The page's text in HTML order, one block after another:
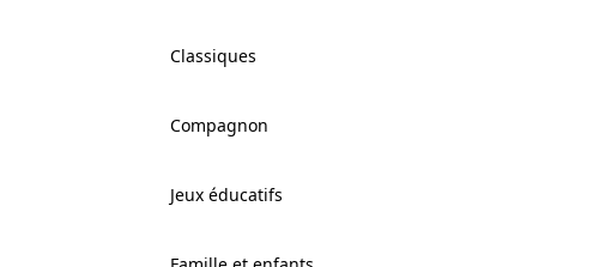
Classiques
Compagnon
Jeux éducatifs